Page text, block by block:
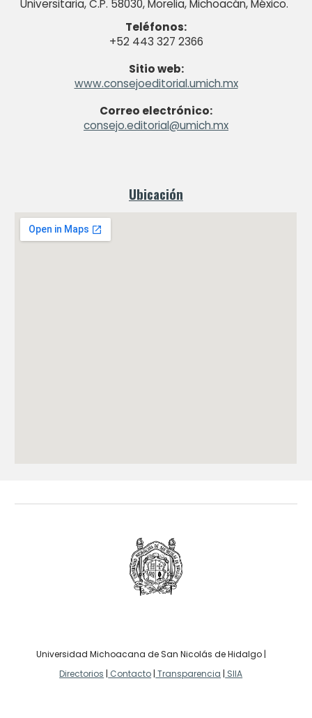
Universitaria, C.P. 58030, Morelia, Michoacán, México.
Teléfonos:
+52 443 327 2366
Sitio web:
www.consejoeditorial.umich.mx
Correo electrónico:
consejo.editorial@umich.mx
Ubicación
Universidad Michoacana de San Nicolás de Hidalgo |
Directorios | Contacto | Transparencia | SIIA